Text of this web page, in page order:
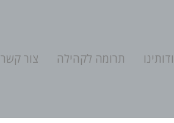
תרומה לקהילה צור קשר